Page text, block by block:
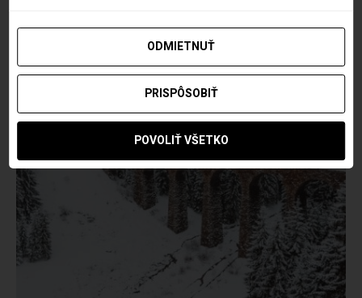
ODMIETNUŤ
PRISPÔSOBIŤ
POVOLIŤ VŠETKO